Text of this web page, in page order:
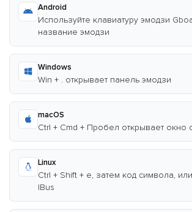
Android
Используйте клавиатуру эмодзи
название эмодзи
Windows
Win + . открывает панель эмодзи
macOS
Ctrl + Cmd + Пробел открывает окно
Linux
Ctrl + Shift + e, затем код символа,
IBus